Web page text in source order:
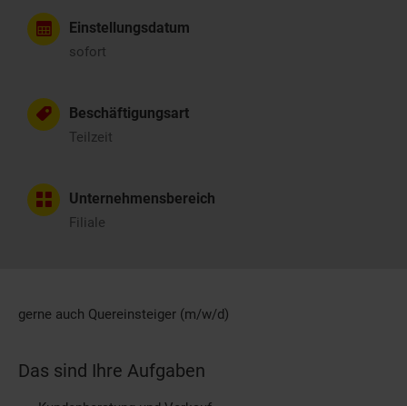
Einstellungsdatum
sofort
Beschäftigungsart
Teilzeit
Unternehmensbereich
Filiale
gerne auch Quereinsteiger (m/w/d)
Das sind Ihre Aufgaben